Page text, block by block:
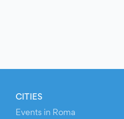
CITIES
Events in Roma